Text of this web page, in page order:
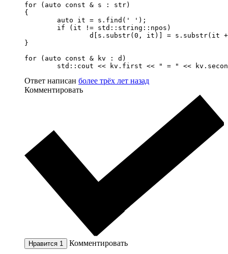
for (auto const & s : str)
{
}
for (auto const & kv : d)
std::cout << kv.first << " = " <<
Ответ написан более трёх лет назад
Комментировать
Нравится 1 Комментировать